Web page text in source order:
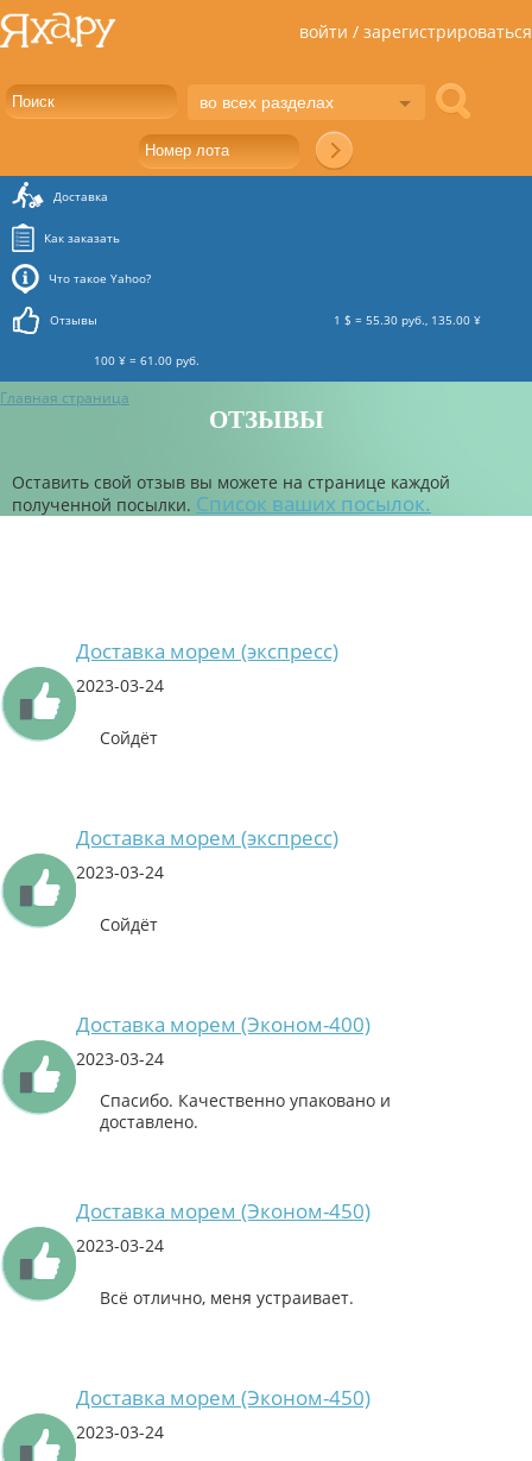
во всех разделах
войти / зарегистрироваться
Доставка
Как заказать
Что такое Yahoo?
Отзывы
100 ¥ = 61.00 руб.
1 $ = 55.30 руб., 135.00 ¥
Главная страница
ОТЗЫВЫ
Оставить свой отзыв вы можете на странице каждой
полученной посылки. Список ваших посылок.
Доставка морем (экспресс)
2023-03-24
Сойдёт
Доставка морем (экспресс)
2023-03-24
Сойдёт
Доставка морем (Эконом-400)
2023-03-24
Спасибо. Качественно упаковано и
доставлено.
Доставка морем (Эконом-450)
2023-03-24
Всё отлично, меня устраивает.
Доставка морем (Эконом-450)
2023-03-24